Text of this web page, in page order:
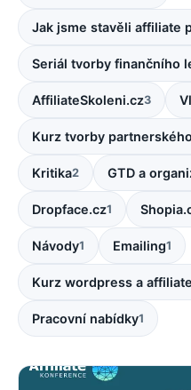
Jak jsme stavěli affiliate
Seriál tvorby finančního
AffiliateSkoleni.cz3
Kurz tvorby
Kritika2 GTD a
Dropface.cz1
Návody1 Emailing1
Kurz wordpress a
Pracovní nabídky1